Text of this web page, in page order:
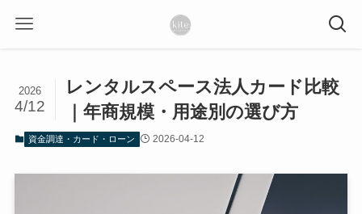
レンタルスペース法人カード比較
｜年商規模・用途別の選び方
2026
4/12
資金調達・カード・ローン 2026-04-12